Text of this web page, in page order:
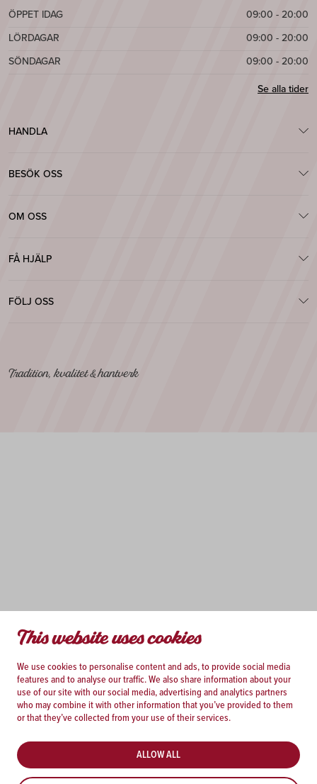
This website uses cookies
We use cookies to personalise content and ads, to provide social media
features and to analyse our traffic. We also share information about your
use of our site with our social media, advertising and analytics partners
who may combine it with other information that you’ve provided to them
or that they’ve collected from your use of their services.
ALLOW ALL
ÖPPET IDAG
09:00 - 20:00
LÖRDAGAR
09:00 - 20:00
SÖNDAGAR
09:00 - 20:00
Se alla tider
HANDLA
BESÖK OSS
OM OSS
FÅ HJÄLP
FÖLJ OSS
Tradition, kvalitet & hantverk